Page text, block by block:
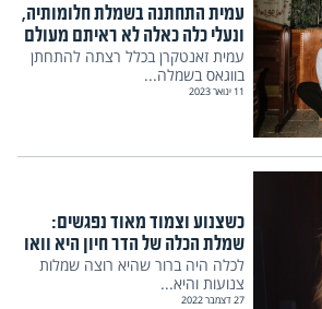
עמית התחתנה בשמלת חלומותיה,
ונעלי כלה כאלה לא ראיתם מעולם
עמית זאנטקרן בכלל רצתה להתחתן
בווגאס בשמלה...
11 ינואר 2023
כשצנוע וצמוד מאוד נפגשים:
שמלת הכלה של הדר חיון היא וואו
לכלה היה ברור שהיא רוצה שמלות
צנועות והיא...
27 דצמבר 2022